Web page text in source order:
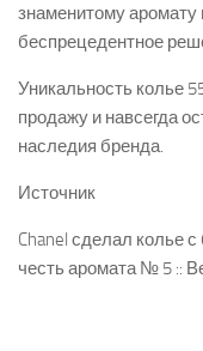
знаменитому аромату
беспрецедентное
Уникальность колье
продажу и навсегда
наследия бренда.
Источник
Chanel сделал колье
честь аромата № 5 ::